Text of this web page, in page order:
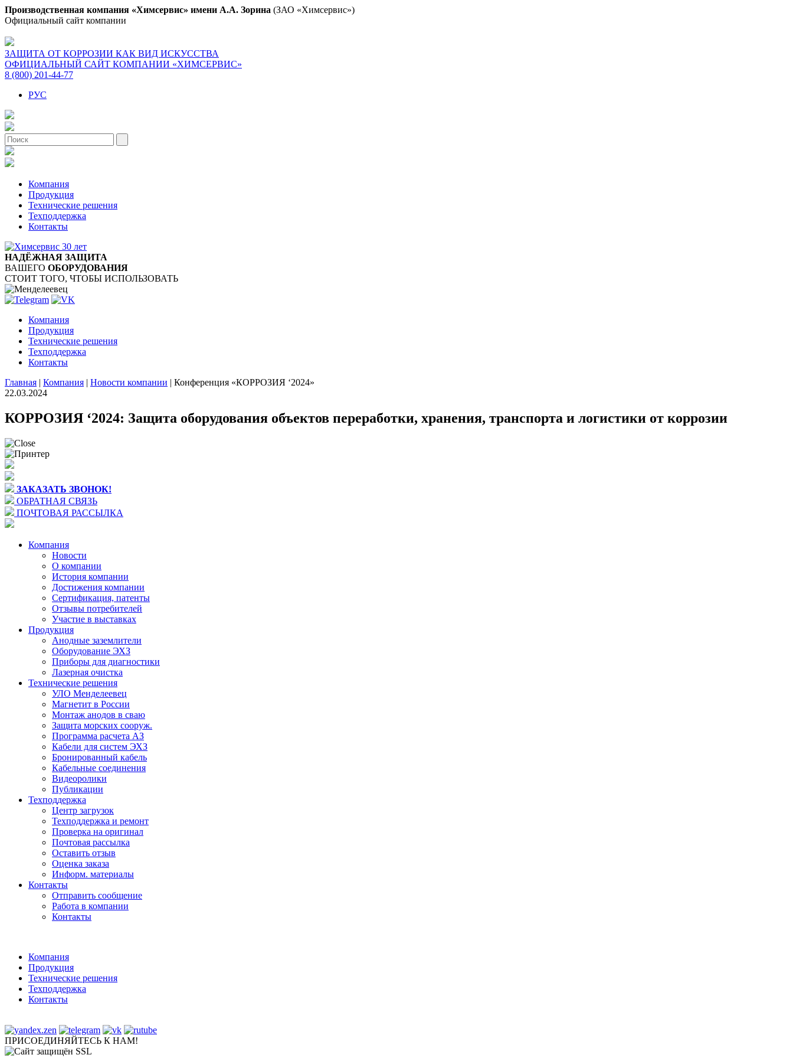
Производственная компания «Химсервис» имени А.А. Зорина (ЗАО «Химсервис»)
Официальный сайт компании
ЗАЩИТА ОТ КОРРОЗИИ КАК ВИД ИСКУССТВА
ОФИЦИАЛЬНЫЙ САЙТ КОМПАНИИ «ХИМСЕРВИС»
8 (800) 201-44-77
РУС
Компания
Продукция
Технические решения
Техподдержка
Контакты
НАДЁЖНАЯ ЗАЩИТА
ВАШЕГО ОБОРУДОВАНИЯ
СТОИТ ТОГО, ЧТОБЫ ИСПОЛЬЗОВАТЬ
Компания
Продукция
Технические решения
Техподдержка
Контакты
Главная | Компания | Новости компании | Конференция «КОРРОЗИЯ ‘2024»
22.03.2024
КОРРОЗИЯ ‘2024: Защита оборудования объектов переработки, хранения, транспорта и логистики от коррозии
ЗАКАЗАТЬ ЗВОНОК!
ОБРАТНАЯ СВЯЗЬ
ПОЧТОВАЯ РАССЫЛКА
Компания
Новости
О компании
История компании
Достижения компании
Сертификация, патенты
Отзывы потребителей
Участие в выставках
Продукция
Анодные заземлители
Оборудование ЭХЗ
Приборы для диагностики
Лазерная очистка
Технические решения
УЛО Менделеевец
Магнетит в России
Монтаж анодов в сваю
Защита морских сооруж.
Программа расчета АЗ
Кабели для систем ЭХЗ
Бронированный кабель
Кабельные соединения
Видеоролики
Публикации
Техподдержка
Центр загрузок
Техподдержка и ремонт
Проверка на оригинал
Почтовая рассылка
Оставить отзыв
Оценка заказа
Информ. материалы
Контакты
Отправить сообщение
Работа в компании
Контакты
Компания
Продукция
Технические решения
Техподдержка
Контакты
ПРИСОЕДИНЯЙТЕСЬ К НАМ!